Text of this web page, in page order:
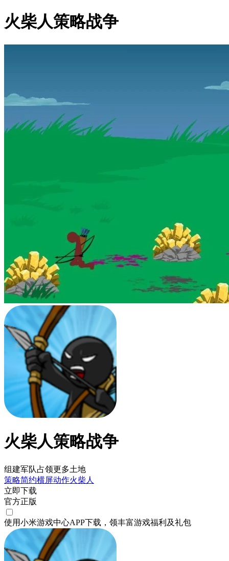
火柴人策略战争
火柴人策略战争
组建军队占领更多土地
策略简约横屏动作火柴人
立即下载
官方正版
使用小米游戏中心APP下载 ，领丰富游戏福利 及礼包